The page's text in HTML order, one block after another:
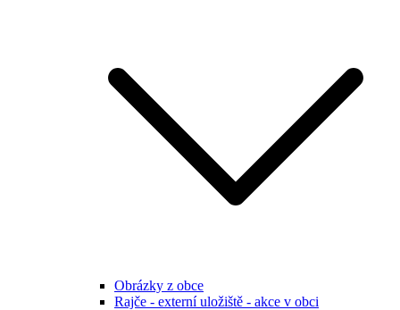
Obrázky z obce
Rajče - externí uložiště - akce v obci